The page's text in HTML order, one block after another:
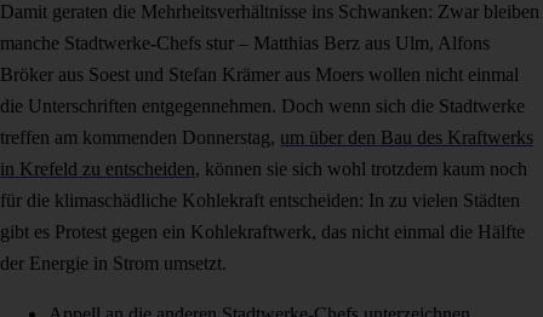
Damit geraten die Mehrheitsverhältnisse ins Schwanken: Zwar bleiben
manche Stadtwerke-Chefs stur – Matthias Berz aus Ulm, Alfons
Bröker aus Soest und Stefan Krämer aus Moers wollen nicht einmal
die Unterschriften entgegennehmen. Doch wenn sich die Stadtwerke
treffen am kommenden Donnerstag, um über den Bau des Kraftwerks
in Krefeld zu entscheiden, können sie sich wohl trotzdem kaum noch
für die klimaschädliche Kohlekraft entscheiden: In zu vielen Städten
gibt es Protest gegen ein Kohlekraftwerk, das nicht einmal die Hälfte
der Energie in Strom umsetzt.